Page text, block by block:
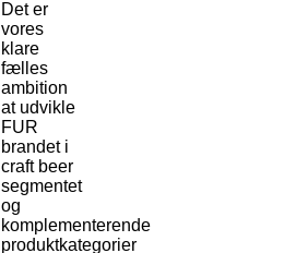
Det er
vores
klare
fælles
ambition
at udvikle
FUR
brandet i
craft beer
segmentet
og
komplementerende
produktkategorier